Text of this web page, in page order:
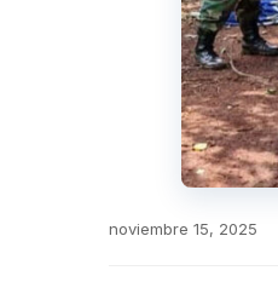
noviembre 15, 2025